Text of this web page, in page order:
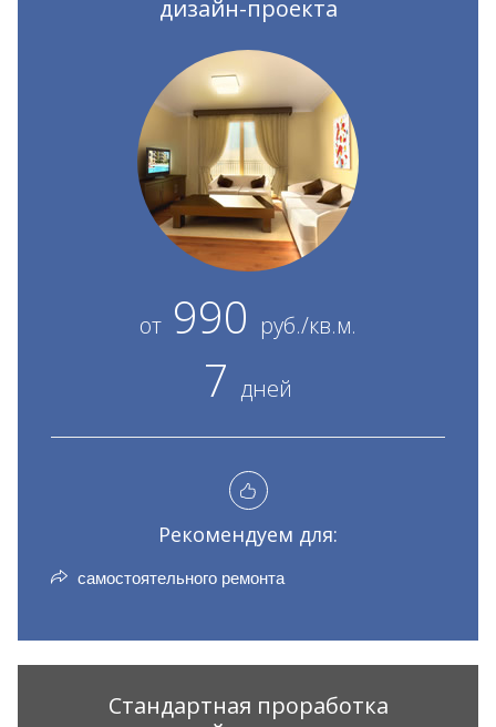
дизайн-проекта
от 990 руб./кв.м.
7 дней
Рекомендуем для:
самостоятельного ремонта
Стандартная проработка